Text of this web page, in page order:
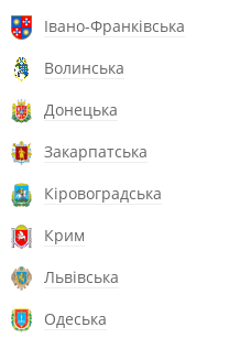
Івано-Франківська
Волинська
Донецька
Закарпатська
Кіровоградська
Крим
Львівська
Одеська